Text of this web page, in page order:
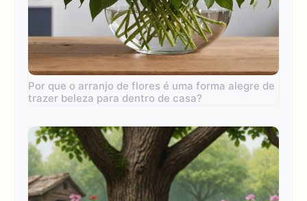
Por que o arranjo de flores é uma forma alegre de
trazer beleza para dentro de casa?